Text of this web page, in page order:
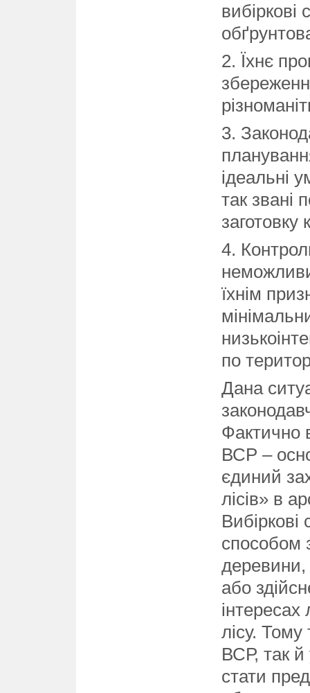
вибіркові
2. Їхнє
3.
ідеальні
так звані
4.
їхнім
по
Дана
Фактично
ВСР –
єдиний
лісів» в
Вибіркові
способом
деревини,
або
лісу. Тому
ВСР, так й
стати